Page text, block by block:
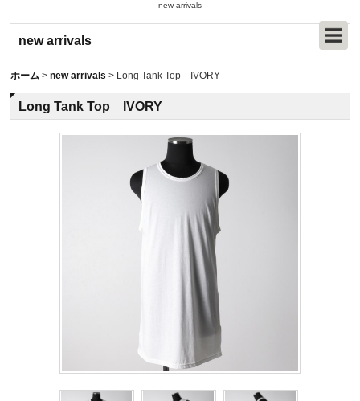
new arrivals
new arrivals
ホーム > new arrivals > Long Tank Top IVORY
Long Tank Top IVORY